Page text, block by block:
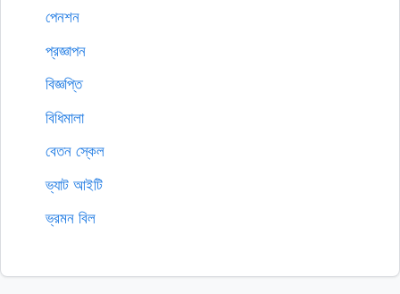
পেনশন
প্রজ্ঞাপন
বিজ্ঞপ্তি
বিধিমালা
বেতন স্কেল
ভ্যাট আইটি
ভ্রমন বিল